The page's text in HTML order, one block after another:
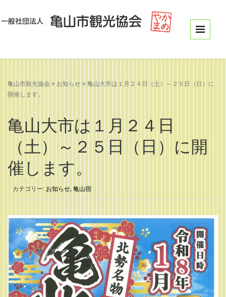
亀山市観光協会 > お知らせ > 亀山大市は１月２４日（土）～２５日（日）に
開催します。
亀山大市は１月２４日
（土）～２５日（日）に開
催します。
カテゴリー: お知らせ, 亀山宿